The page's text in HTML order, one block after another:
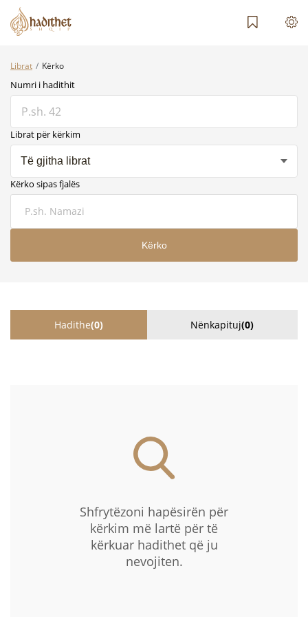
Librat Kërko
Numri i hadithit
Librat për kërkim
Të gjitha librat
Kërko sipas fjalës
Kërko
Hadithe(0) Nënkapituj(0)
Shfrytëzoni hapësirën për
kërkim më lartë për të
kërkuar hadithet që ju
nevojiten.